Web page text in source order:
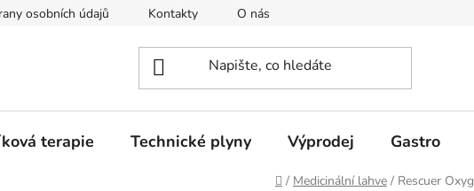
osobních údajů Kontakty O nás
terapie Technické plyny Výprodej Gastro
Domů
/ Medicinální lahve / Rescuer